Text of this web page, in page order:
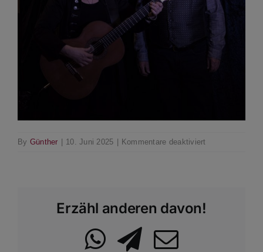
By Günther | 10. Juni 2025 | Kommentare deaktiviert
Erzähl anderen davon!
WhatsApp
Telegram
Email